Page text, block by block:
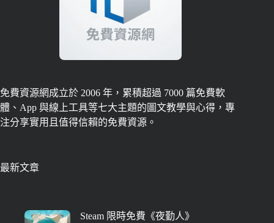
免費資源網成立於 2006 年，累積超過 7000 篇免費軟
體、App 與線上工具等七大主題的圖文教學與心得，專
注分享實用且值得信賴的免費資源。
最新文章
Steam 限時免費《夜勤人》